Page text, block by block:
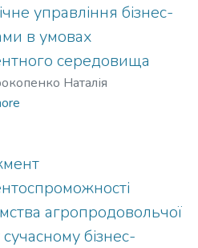
управління бізнес-
в умовах
середовища
Наталія
агропродовольчої
бізнес-